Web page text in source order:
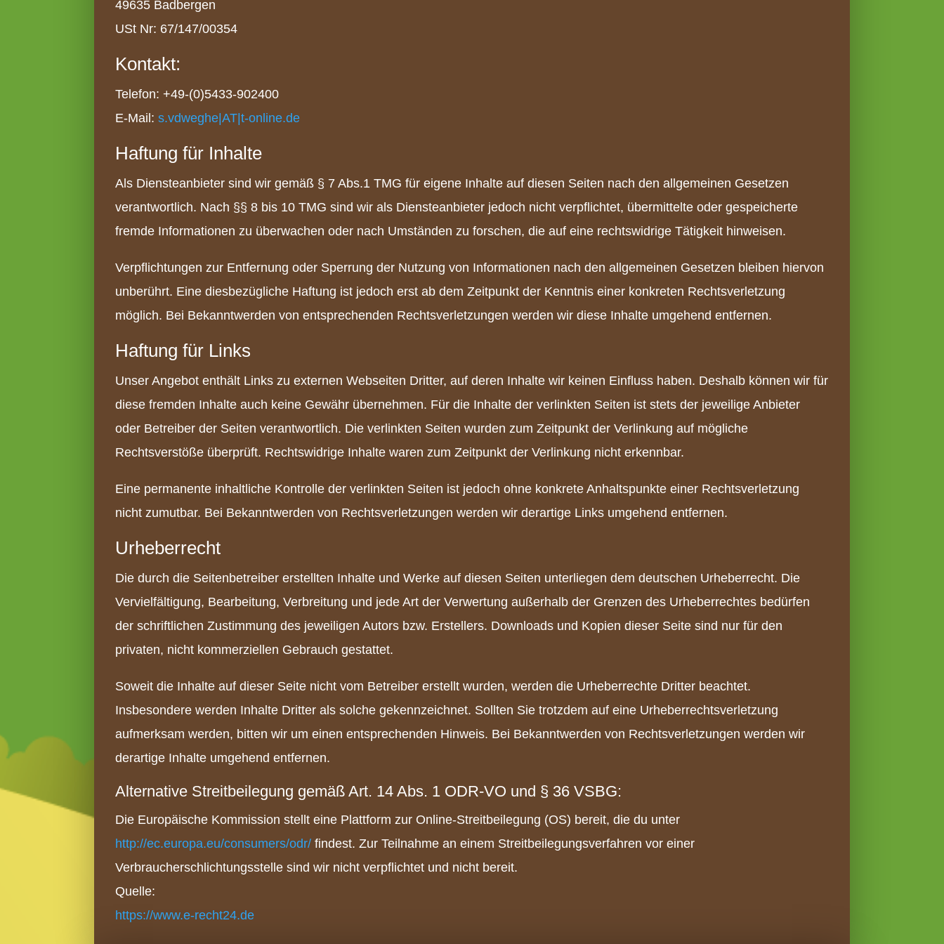
49635 Badbergen
USt Nr: 67/147/00354
Kontakt:
Telefon: +49-(0)5433-902400
E-Mail:s.vdweghe|AT|t-online.de
Haftung für Inhalte
Als Diensteanbieter sind wir gemäß § 7 Abs.1 TMG für eigene Inhalte auf diesen Seiten nach den allgemeinen Gesetzen
verantwortlich. Nach §§ 8 bis 10 TMG sind wir als Diensteanbieter jedoch nicht verpflichtet, übermittelte oder gespeicherte
fremde Informationen zu überwachen oder nach Umständen zu forschen, die auf eine rechtswidrige Tätigkeit hinweisen.
Verpflichtungen zur Entfernung oder Sperrung der Nutzung von Informationen nach den allgemeinen Gesetzen bleiben hiervon
unberührt. Eine diesbezügliche Haftung ist jedoch erst ab dem Zeitpunkt der Kenntnis einer konkreten Rechtsverletzung
möglich. Bei Bekanntwerden von entsprechenden Rechtsverletzungen werden wir diese Inhalte umgehend entfernen.
Haftung für Links
Unser Angebot enthält Links zu externen Webseiten Dritter, auf deren Inhalte wir keinen Einfluss haben. Deshalb können wir für
diese fremden Inhalte auch keine Gewähr übernehmen. Für die Inhalte der verlinkten Seiten ist stets der jeweilige Anbieter
oder Betreiber der Seiten verantwortlich. Die verlinkten Seiten wurden zum Zeitpunkt der Verlinkung auf mögliche
Rechtsverstöße überprüft. Rechtswidrige Inhalte waren zum Zeitpunkt der Verlinkung nicht erkennbar.
Eine permanente inhaltliche Kontrolle der verlinkten Seiten ist jedoch ohne konkrete Anhaltspunkte einer Rechtsverletzung
nicht zumutbar. Bei Bekanntwerden von Rechtsverletzungen werden wir derartige Links umgehend entfernen.
Urheberrecht
Die durch die Seitenbetreiber erstellten Inhalte und Werke auf diesen Seiten unterliegen dem deutschen Urheberrecht. Die
Vervielfältigung, Bearbeitung, Verbreitung und jede Art der Verwertung außerhalb der Grenzen des Urheberrechtes bedürfen
der schriftlichen Zustimmung des jeweiligen Autors bzw. Erstellers. Downloads und Kopien dieser Seite sind nur für den
privaten, nicht kommerziellen Gebrauch gestattet.
Soweit die Inhalte auf dieser Seite nicht vom Betreiber erstellt wurden, werden die Urheberrechte Dritter beachtet.
Insbesondere werden Inhalte Dritter als solche gekennzeichnet. Sollten Sie trotzdem auf eine Urheberrechtsverletzung
aufmerksam werden, bitten wir um einen entsprechenden Hinweis. Bei Bekanntwerden von Rechtsverletzungen werden wir
derartige Inhalte umgehend entfernen.
Alternative Streitbeilegung gemäß Art. 14 Abs. 1 ODR-VO und § 36 VSBG:
Die Europäische Kommission stellt eine Plattform zur Online-Streitbeilegung (OS) bereit, die du unter
http://ec.europa.eu/consumers/odr/ findest. Zur Teilnahme an einem Streitbeilegungsverfahren vor einer
Verbraucherschlichtungsstelle sind wir nicht verpflichtet und nicht bereit.
Quelle:
https://www.e-recht24.de